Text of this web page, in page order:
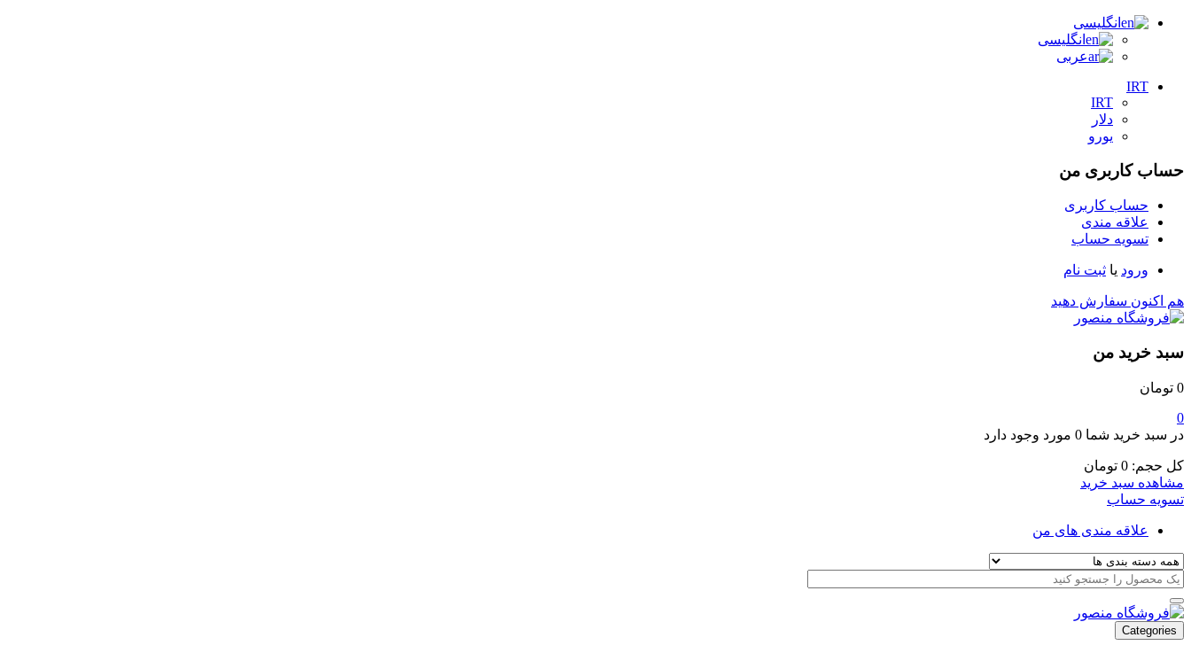
انگلیسی
انگلیسی
عربی
IRT
IRT
دلار
یورو
حساب کاربری من
حساب کاربری
علاقه مندی
تسویه حساب
ورود یا ثبت نام
هم اکنون سفارش دهید
سبد خرید من
0 تومان
0
در سبد خرید شما 0 مورد وجود دارد
کل حجم: 0 تومان
مشاهده سبد خرید
تسویه حساب
علاقه مندی های من
Categories